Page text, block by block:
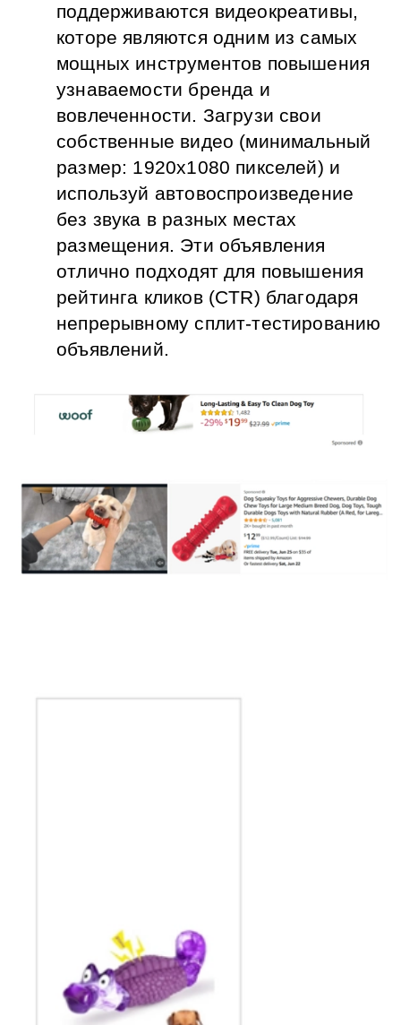
поддерживаются видеокреативы,
которе являются одним из самых
мощных инструментов повышения
узнаваемости бренда и
вовлеченности. Загрузи свои
собственные видео (минимальный
размер: 1920x1080 пикселей) и
используй автовоспроизведение
без звука в разных местах
размещения. Эти объявления
отлично подходят для повышения
рейтинга кликов (CTR) благодаря
непрерывному сплит-тестированию
объявлений.